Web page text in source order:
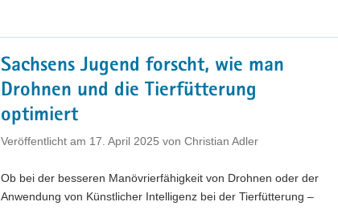
Fäden
fest
der
Hand"
Sachsens Jugend forscht, wie man
Drohnen und die Tierfütterung
optimiert
Veröffentlicht am 17. April 2025 von Christian Adler
Ob bei der besseren Manövrierfähigkeit von Drohnen oder der
Anwendung von Künstlicher Intelligenz bei der Tierfütterung –